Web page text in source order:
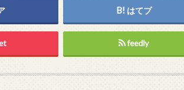
はてブ
feedly